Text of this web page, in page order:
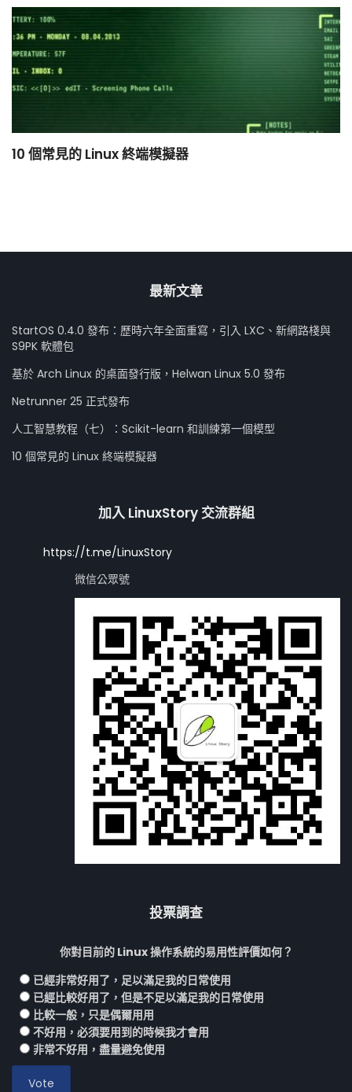
10 個常見的 Linux 終端模擬器
最新文章
StartOS 0.4.0 發布：歷時六年全面重寫，引入 LXC、新網路棧與
S9PK 軟體包
基於 Arch Linux 的桌面發行版，Helwan Linux 5.0 發布
Netrunner 25 正式發布
人工智慧教程（七）：Scikit-learn 和訓練第一個模型
10 個常見的 Linux 終端模擬器
加入 LinuxStory 交流群組
https://t.me/LinuxStory
微信公眾號
投票調查
你對目前的 Linux 操作系統的易用性評價如何？
已經非常好用了，足以滿足我的日常使用
已經比較好用了，但是不足以滿足我的日常使用
比較一般，只是偶爾用用
不好用，必須要用到的時候我才會用
非常不好用，盡量避免使用